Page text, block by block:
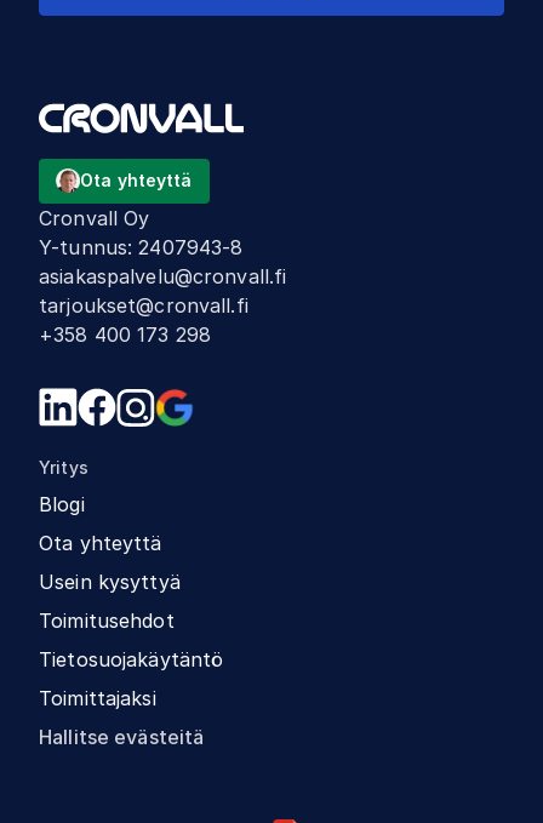
Ota yhteyttä
Cronvall Oy
Y-tunnus:2407943-8
asiakaspalvelu@cronvall.fi
tarjoukset@cronvall.fi
+358 400 173 298
Yritys
Blogi
Ota yhteyttä
Usein kysyttyä
Toimitusehdot
Tietosuojakäytäntö
Toimittajaksi
Hallitse evästeitä